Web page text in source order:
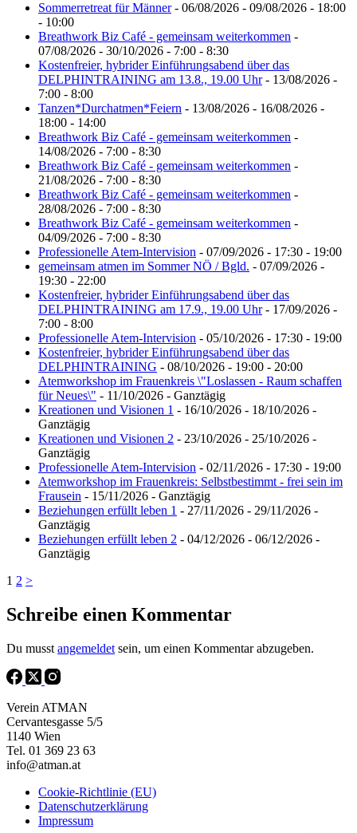
Sommerretreat für Männer- 06/08/2026 - 09/08/2026 - 18:00
- 10:00
Breathwork Biz Café - gemeinsam weiterkommen -
07/08/2026 - 30/10/2026 - 7:00 - 8:30
Kostenfreier, hybrider Einführungsabend über das
DELPHINTRAINING am 13.8., 19.00 Uhr- 13/08/2026 -
7:00 - 8:00
Tanzen*Durchatmen*Feiern - 13/08/2026 - 16/08/2026 -
18:00 - 14:00
Breathwork Biz Café - gemeinsam weiterkommen -
14/08/2026 - 7:00 - 8:30
Breathwork Biz Café - gemeinsam weiterkommen -
21/08/2026 - 7:00 - 8:30
Breathwork Biz Café - gemeinsam weiterkommen -
28/08/2026 - 7:00 - 8:30
Breathwork Biz Café - gemeinsam weiterkommen -
04/09/2026 - 7:00 - 8:30
Professionelle Atem-Intervision - 07/09/2026 - 17:30 - 19:00
gemeinsam atmen im Sommer NÖ / Bgld. - 07/09/2026 -
19:30 - 22:00
Kostenfreier, hybrider Einführungsabend über das
DELPHINTRAINING am 17.9., 19.00 Uhr- 17/09/2026 -
7:00 - 8:00
Professionelle Atem-Intervision - 05/10/2026 - 17:30 - 19:00
Kostenfreier, hybrider Einführungsabend über das
DELPHINTRAINING - 08/10/2026 - 19:00 - 20:00
Atemworkshop im Frauenkreis \"Loslassen - Raum schaffen
für Neues\" - 11/10/2026 - Ganztägig
Kreationen und Visionen 1 - 16/10/2026 - 18/10/2026 -
Ganztägig
Kreationen und Visionen 2 - 23/10/2026 - 25/10/2026 -
Ganztägig
Professionelle Atem-Intervision - 02/11/2026 - 17:30 - 19:00
Atemworkshop im Frauenkreis: Selbstbestimmt - frei sein im
Frausein - 15/11/2026 - Ganztägig
Beziehungen erfüllt leben 1 - 27/11/2026 - 29/11/2026 -
Ganztägig
Beziehungen erfüllt leben 2 - 04/12/2026 - 06/12/2026 -
Ganztägig
1 2 >
Schreibe einen Kommentar
Du musst angemeldet sein, um einen Kommentar abzugeben.
Verein ATMAN
Cervantesgasse 5/5
1140 Wien
Tel. 01 369 23 63
info@atman.at
Cookie-Richtlinie (EU)
Datenschutzerklärung
Impressum